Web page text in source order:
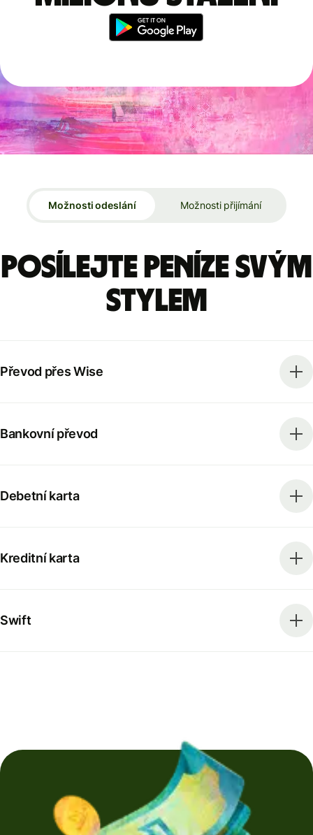
Možnosti odeslání Možnosti přijímání
Posílejte peníze svým
stylem
Převod přes Wise
Bankovní převod
Debetní karta
Kreditní karta
Swift